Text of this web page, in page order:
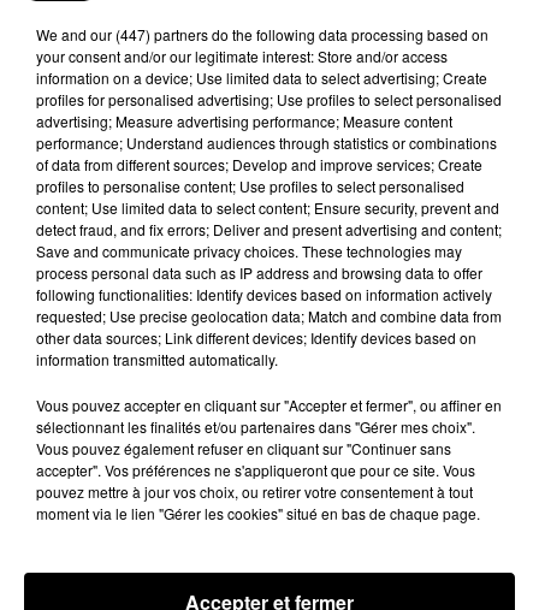
Gommerville : la municipalité rappelle à
l'ordre face à la hausse...
Incrustation de déchets, déjections sur les sites
hausse des incivilités, la mairie de Gommerville
hausse...
We and our (447) partnersdo the following data processing based on
your consent and/or our legitimate interest: Store and/or access
information on a device; Use limited data to select advertising; Create
profiles for personalised advertising; Use profiles to select personalised
advertising; Measure advertising performance; Measure content
performance; Understand audiences through statistics or combinations
of data from different sources; Develop and improve services; Create
profiles to personalise content; Use profiles to select personalised
content; Use limited data to select content; Ensure security, prevent and
detect fraud, and fix errors; Deliver and present advertising and content;
Save and communicate privacy choices. These technologies may
process personal data such as IP address and browsing data to offer
following functionalities: Identify devices based on information actively
requested; Use precise geolocation data; Match and combine data from
other data sources; Link different devices; Identify devices based on
information transmitted automatically.
Vous pouvez accepter en cliquant sur "Accepter et fermer", ou affiner en
sélectionnant les finalités et/ou partenaires dans "Gérer mes choix".
Vous pouvez également refuser en cliquant sur "Continuer sans
accepter". Vos préférences ne s'appliqueront que pour ce site. Vous
pouvez mettre à jour vos choix, ou retirer votre consentement à tout
moment via le lien "Gérer les cookies" situé en bas de chaque page.
Accepter et fermer